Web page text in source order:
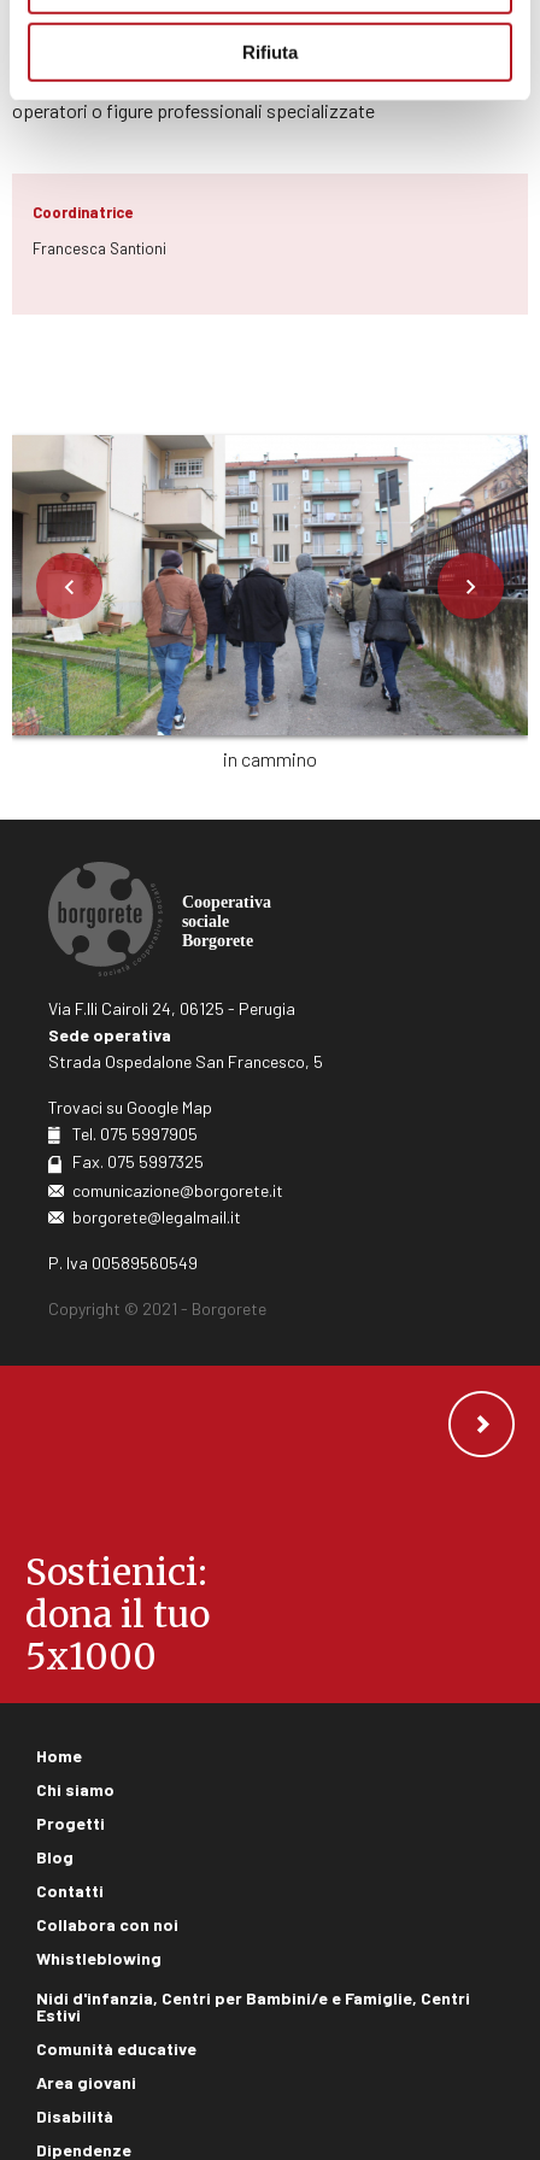
Rifiuta
supervisione.
Per specifiche attività l’equipe ricorre alla collaborazione di
operatori o figure professionali specializzate
Coordinatrice
Francesca Santioni
in cammino
Via F.lli Cairoli 24, 06125 - Perugia
Sede operativa
Strada Ospedalone San Francesco, 5
Trovaci su Google Map
Tel. 075 5997905
Fax. 075 5997325
comunicazione@borgorete.it
borgorete@legalmail.it
P. Iva 00589560549
Copyright © 2021 - Borgorete
Sostienici:
dona il tuo
5x1000
Footer
corporate
Home
Chi siamo
Progetti
Blog
Contatti
Collabora con noi
Whistleblowing
Footer
aree
Nidi d'infanzia, Centri per Bambini/e e Famiglie, Centri
Estivi
Comunità educative
Area giovani
Disabilità
Dipendenze